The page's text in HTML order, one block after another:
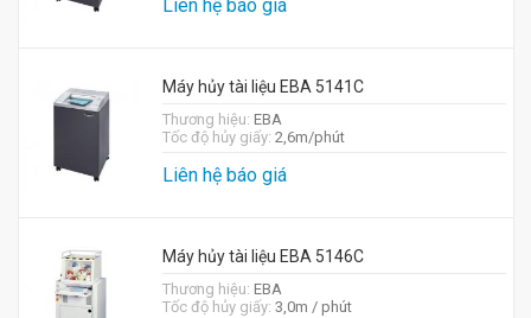
Liên hệ báo giá
Máy hủy tài liệu EBA 5141C
Thương hiệu: EBA
Tốc độ hủy giấy: 2,6m/phút
Liên hệ báo giá
Máy hủy tài liệu EBA 5146C
Thương hiệu: EBA
Tốc độ hủy giấy: 3,0m / phút